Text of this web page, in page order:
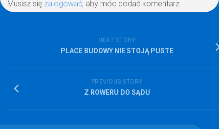
Musisz się zalogować, aby móc dodać komentarz.
NEXT STORY
PLACE BUDOWY NIE STOJĄ PUSTE
PREVIOUS STORY
Z ROWERU DO SĄDU